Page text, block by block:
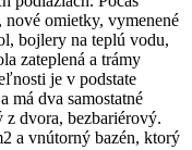
omietky, vymenené
bojlery na teplú vodu,
zateplená a trámy
je v podstate
má dva samostatné
z dvora, bezbariérový.
a vnútorný bazén, ktorý